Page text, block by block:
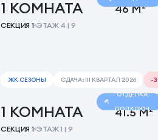
1 КОМНАТА
СЕКЦИЯ 1 ЭТАЖ 4 | 9
46 М²
ЖК СЕЗОНЫ СДАЧА: III КВАРТАЛ 2026 -
1 КОМНАТА
СЕКЦИЯ 1 ЭТАЖ 1 | 9
41.5 М²
ОТДЕЛКА
ПОД КЛЮЧ